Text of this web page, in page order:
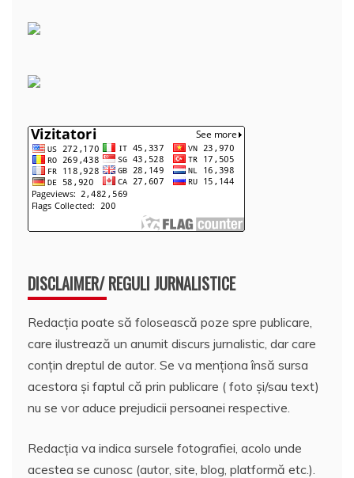
DISCLAIMER/ REGULI JURNALISTICE
Redacția poate să folosească poze spre publicare,
care ilustrează un anumit discurs jurnalistic, dar care
conțin dreptul de autor. Se va menționa însă sursa
acestora și faptul că prin publicare ( foto și/sau text)
nu se vor aduce prejudicii persoanei respective.
Redacția va indica sursele fotografiei, acolo unde
acestea se cunosc (autor, site, blog, platformă etc.).